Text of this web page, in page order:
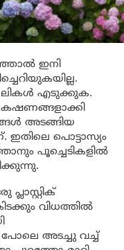
ഇനി
എടുക്കുക.
അടങ്ങിയ
പൊട്ടാസ്യം
പൂച്ചെടികളിൽ
വിധത്തിൽ
അടച്ചു വച്ച്